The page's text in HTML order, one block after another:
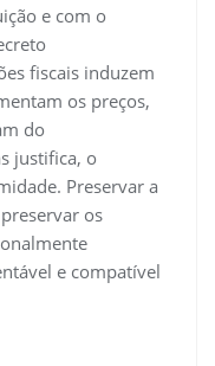
e com o
fiscais induzem
os preços,
do
justifica, o
Preservar a
os
e compatível